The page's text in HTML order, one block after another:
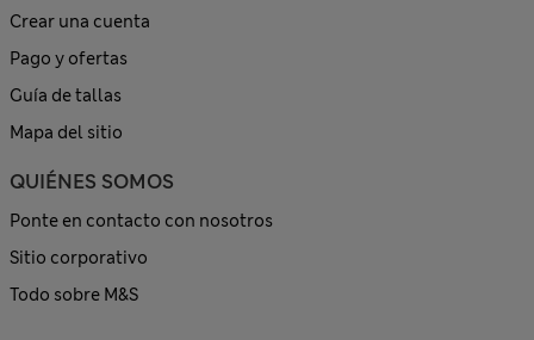
Crear una cuenta
Pago y ofertas
Guía de tallas
Mapa del sitio
QUIÉNES SOMOS
Ponte en contacto con nosotros
Sitio corporativo
Todo sobre M&S